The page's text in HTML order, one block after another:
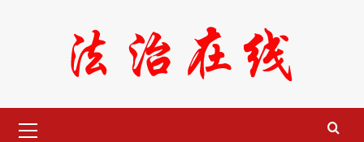
Menu